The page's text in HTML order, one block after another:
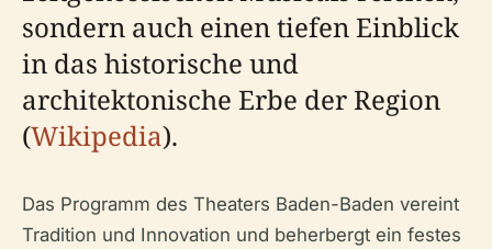
sondern auch einen tiefen Einblick
in das historische und
architektonische Erbe der Region
(Wikipedia).
Das Programm des Theaters Baden-Baden vereint
Tradition und Innovation und beherbergt ein festes